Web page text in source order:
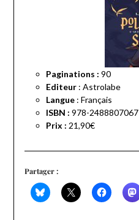
Paginations : 90
Editeur : Astrolabe
Langue: Français
ISBN : 978-2488807067
Prix : 21,90€
Partager :